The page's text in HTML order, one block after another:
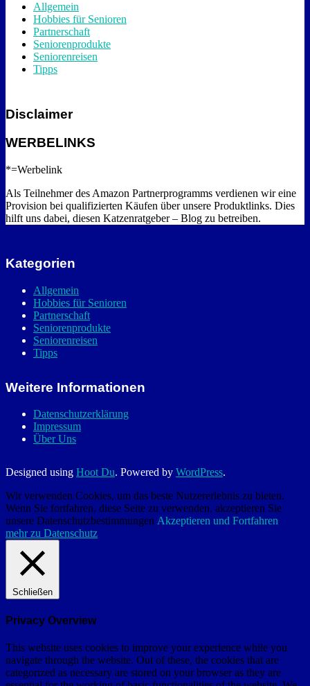
Allgemein
Hobbies für Senioren
Partnerschaft
Seniorenprodukte
Seniorenreisen
Tipps
Disclaimer
WERBELINKS
*=Werbelink
Als Teilnehmer des Amazon Partnerprogramms verdienen wir eine
Provision bei qualifizierten Käufen über unsere Produktlinks. Dies
hilft uns dabei, diesen Katzenratgeber – Blog zu betreiben.
Kategorien
Allgemein
Hobbies für Senioren
Partnerschaft
Seniorenprodukte
Seniorenreisen
Tipps
Weitere Informationen
Datenschutzerklärung
Impressum
Über Uns
Designed using Hoot Du. Powered by WordPress.
Wir verwenden Cookies, um das beste Nutzererlebnis zu bieten.
Wenn Sie fortfahren, diese Seite zu verwenden, akzeptieren Sie
unsere Datenschutzbestimmungen Akzeptieren und Fortfahren
mehr zu Datenschutz
Schließen
Privacy Overview
This website uses cookies to improve your experience while you
navigate through the website. Out of these, the cookies that are
categorized as necessary are stored on your browser as they are